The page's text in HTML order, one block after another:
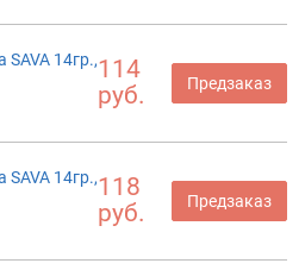
14гр.,114
руб.
Предзаказ
14гр.,118
руб.
Предзаказ